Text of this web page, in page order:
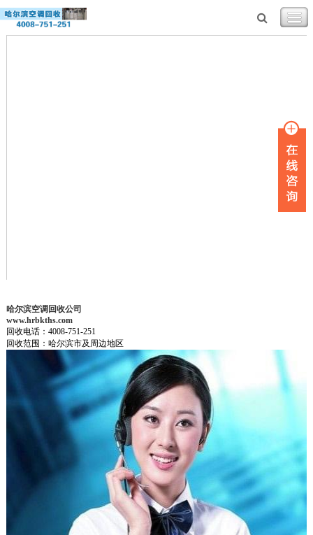
哈尔滨空调回收公司
www.hrbkths.com
回收电话：4008-751-251
回收范围：哈尔滨市及周边地区